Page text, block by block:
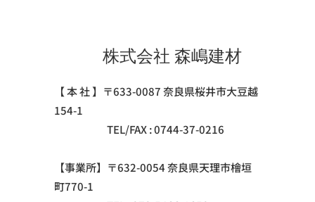
株式会社 森嶋建材
【 本 社 】〒633-0087 奈良県桜井市大豆越
154-1
TEL/FAX : 0744-37-0216
【事業所】〒632-0054 奈良県天理市檜垣
町770-1